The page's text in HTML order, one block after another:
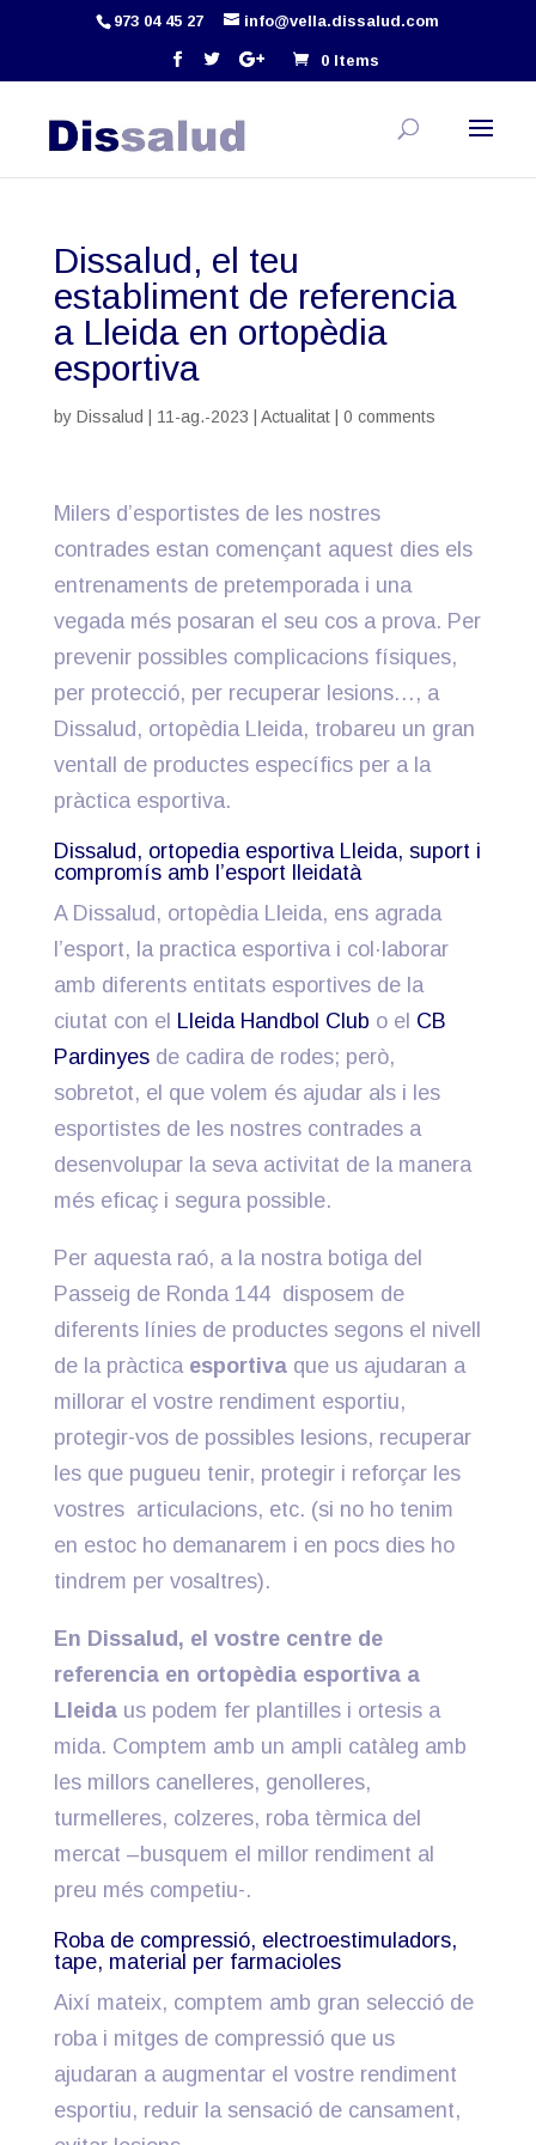
973 04 45 27 info@vella.dissalud.com
0 Items
Dissalud, el teu
establiment de referencia
a Lleida en ortopèdia
esportiva
by Dissalud 11-ag.-2023 Actualitat| 0 comments
Milers d’esportistes de les nostres
contrades estan començant aquest dies els
entrenaments de pretemporada i una
vegada més posaran el seu cos a prova. Per
prevenir possibles complicacions físiques,
per protecció, per recuperar lesions…, a
Dissalud, ortopèdia Lleida, trobareu un gran
ventall de productes específics per a la
pràctica esportiva.
Dissalud, ortopedia esportiva Lleida, suport i
compromís amb l’esport lleidatà
A Dissalud, ortopèdia Lleida, ens agrada
l’esport, la practica esportiva i col·laborar
amb diferents entitats esportives de la
ciutat con el Lleida Handbol Club o el CB
Pardinyes de cadira de rodes; però,
sobretot, el que volem és ajudar als i les
esportistes de les nostres contrades a
desenvolupar la seva activitat de la manera
més eficaç i segura possible.
Per aquesta raó, a la nostra botiga del
Passeig de Ronda 144 disposem de
diferents línies de productes segons el nivell
de la pràctica esportivaque us ajudaran a
millorar el vostre rendiment esportiu,
protegir-vos de possibles lesions, recuperar
les que pugueu tenir, protegir i reforçar les
vostres articulacions, etc. (si no ho tenim
en estoc ho demanarem i en pocs dies ho
tindrem per vosaltres).
En Dissalud, el vostre centre de
referencia en ortopèdia esportiva a
Lleidaus podem fer plantilles i ortesis a
mida. Comptem amb un ampli catàleg amb
les millors canelleres, genolleres,
turmelleres, colzeres, roba tèrmica del
mercat –busquem el millor rendiment al
preu més competiu-.
Roba de compressió, electroestimuladors,
tape, material per farmacioles
Així mateix, comptem amb gran selecció de
roba i mitges de compressió que us
ajudaran a augmentar el vostre rendiment
esportiu, reduir la sensació de cansament,